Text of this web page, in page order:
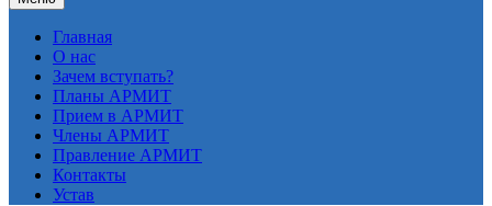
Главная
О нас
Зачем вступать?
Планы АРМИТ
Прием в АРМИТ
Члены АРМИТ
Правление АРМИТ
Контакты
Устав